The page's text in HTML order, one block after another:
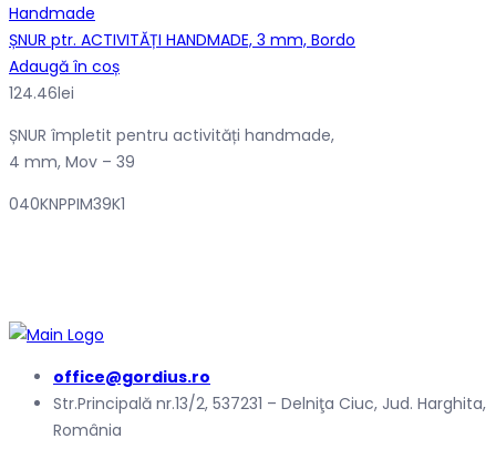
Handmade
ȘNUR ptr. ACTIVITĂȚI HANDMADE, 3 mm, Bordo
Adaugă în coș
124.46lei
ȘNUR împletit pentru activități handmade,
4 mm, Mov – 39
040KNPPIM39K1
office@gordius.ro
Str.Principală nr.13/2, 537231 – Delniţa Ciuc, Jud. Harghita,
România